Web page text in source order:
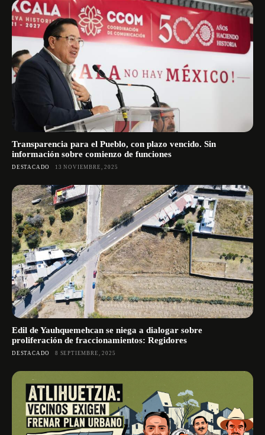
Transparencia para el Pueblo, con plazo vencido. Sin
información sobre comienzo de funciones
DESTACADO 13 NOVIEMBRE, 2025
Edil de Yauhquemehcan se niega a dialogar sobre
proliferación de fraccionamientos: Regidores
DESTACADO 8 SEPTIEMBRE, 2025